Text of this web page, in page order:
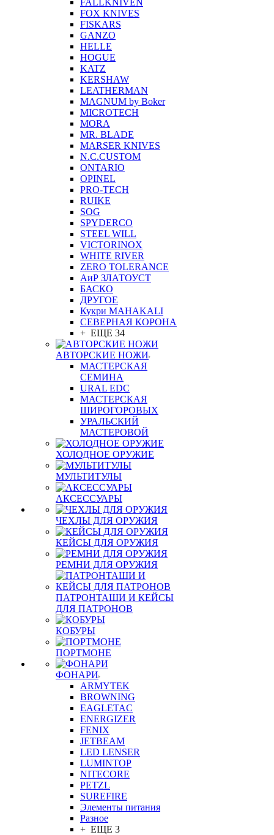
FALLKNIVEN
FOX KNIVES
FISKARS
GANZO
HELLE
HOGUE
KATZ
KERSHAW
LEATHERMAN
MAGNUM by Boker
MICROTECH
MORA
MR. BLADE
MARSER KNIVES
N.C.CUSTOM
ONTARIO
OPINEL
PRO-TECH
RUIKE
SOG
SPYDERCO
STEEL WILL
VICTORINOX
WHITE RIVER
ZERO TOLERANCE
АиР ЗЛАТОУСТ
БАСКО
ДРУГОЕ
Кукри MAHAKALI
СЕВЕРНАЯ КОРОНА
+ ЕЩЕ 34
АВТОРСКИЕ НОЖИ
МАСТЕРСКАЯ
СЕМИНА
URAL EDC
МАСТЕРСКАЯ
ШИРОГОРОВЫХ
УРАЛЬСКИЙ
МАСТЕРОВОЙ
ХОЛОДНОЕ ОРУЖИЕ
МУЛЬТИТУЛЫ
АКСЕССУАРЫ
ЧЕХЛЫ ДЛЯ ОРУЖИЯ
КЕЙСЫ ДЛЯ ОРУЖИЯ
РЕМНИ ДЛЯ ОРУЖИЯ
ПАТРОНТАШИ И КЕЙСЫ
ДЛЯ ПАТРОНОВ
КОБУРЫ
ПОРТМОНЕ
ФОНАРИ
ARMYTEK
BROWNING
EAGLETAC
ENERGIZER
FENIX
JETBEAM
LED LENSER
LUMINTOP
NITECORE
PETZL
SUREFIRE
Элементы питания
Разное
+ ЕЩЕ 3